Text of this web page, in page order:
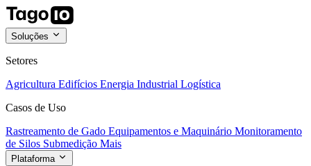
Soluções
Setores
Agricultura Edifícios Energia Industrial Logística
Casos de Uso
Rastreamento de Gado Equipamentos e Maquinário Monitoramento
de Silos Submedição Mais
Plataforma